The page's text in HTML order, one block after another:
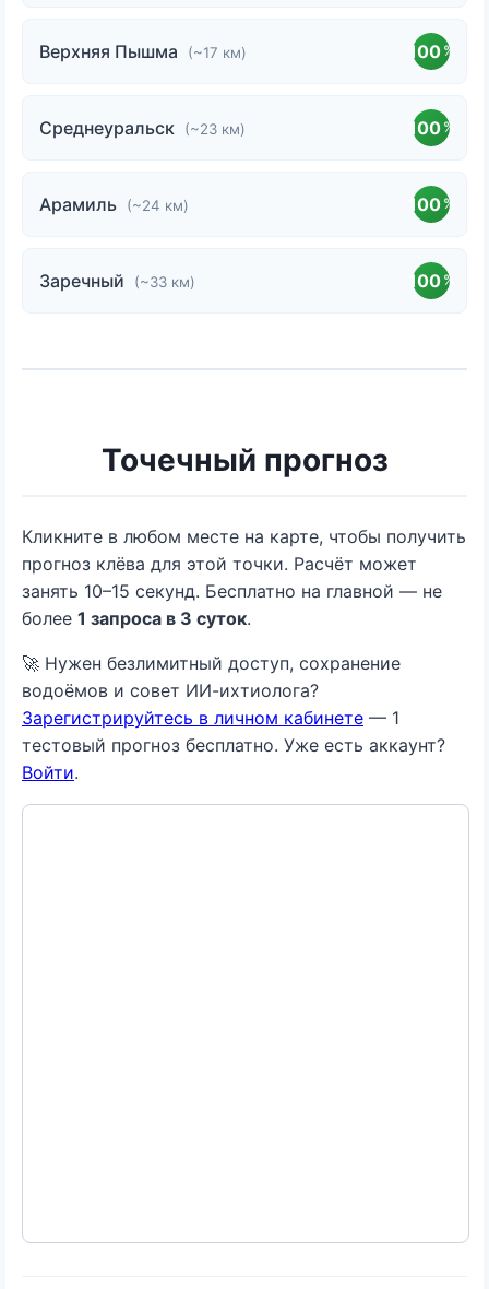
Верхняя Пышма (~17 км) 100 %
Среднеуральск (~23 км) 100 %
Арамиль (~24 км) 100 %
Заречный (~33 км) 100 %
Точечный прогноз
Кликните в любом месте на карте, чтобы получить
прогноз клёва для этой точки. Расчёт может
занять 10–15 секунд. Бесплатно на главной — не
более 1 запроса в 3 суток.
🚀 Нужен безлимитный доступ, сохранение
водоёмов и совет ИИ-ихтиолога?
Зарегистрируйтесь в личном кабинете — 1
тестовый прогноз бесплатно. Уже есть аккаунт?
Войти.